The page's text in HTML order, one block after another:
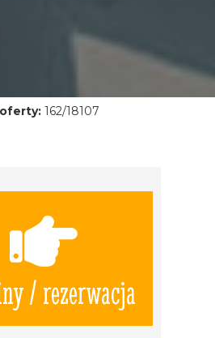
162/18107
/ rezerwacja